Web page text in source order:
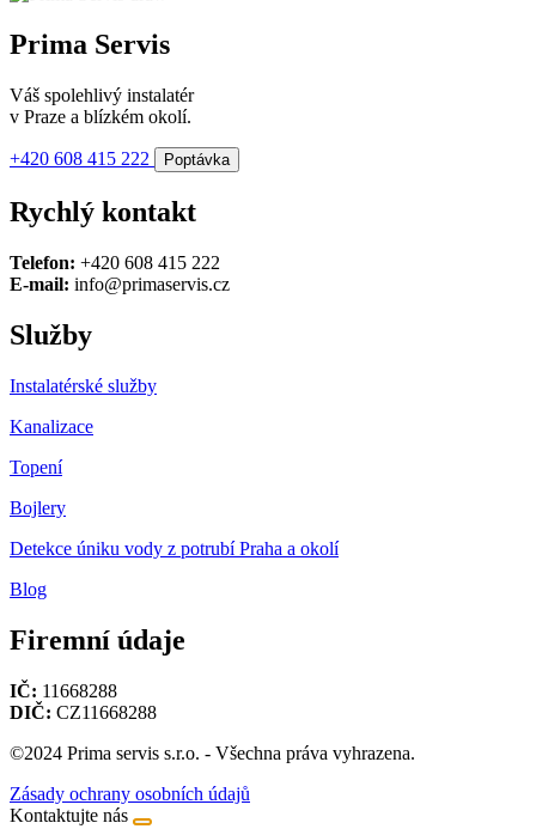
Prima Servis
Váš spolehlivý instalatér
v Praze a blízkém okolí.
+420 608 415 222 Poptávka
Rychlý kontakt
Telefon: +420 608 415 222
E-mail: info@primaservis.cz
Služby
Instalatérské služby
Kanalizace
Topení
Bojlery
Detekce úniku vody z potrubí Praha a okolí
Blog
Firemní údaje
IČ: 11668288
DIČ: CZ11668288
©2024 Prima servis s.r.o. - Všechna práva vyhrazena.
Zásady ochrany osobních údajů
Kontaktujte nás